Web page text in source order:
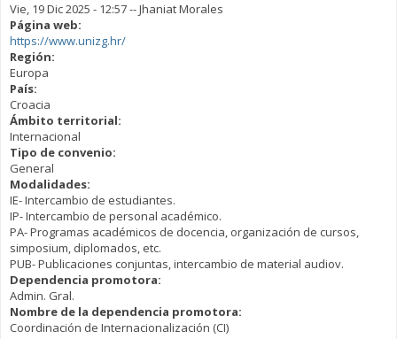
Vie, 19 Dic 2025 - 12:57--Jhaniat Morales
Página web:
https://www.unizg.hr/
Región:
Europa
País:
Croacia
Ámbito territorial:
Internacional
Tipo de convenio:
General
Modalidades:
IE- Intercambio de estudiantes.
IP- Intercambio de personal académico.
PA- Programas académicos de docencia, organización de cursos,
simposium, diplomados, etc.
PUB- Publicaciones conjuntas, intercambio de material audiov.
Dependencia promotora:
Admin. Gral.
Nombre de la dependencia promotora:
Coordinación de Internacionalización (CI)